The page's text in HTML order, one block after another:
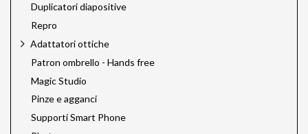
Duplicatori diapositive
Repro
Adattatori ottiche
Patron ombrello - Hands free
Magic Studio
Pinze e agganci
Supporti Smart Phone